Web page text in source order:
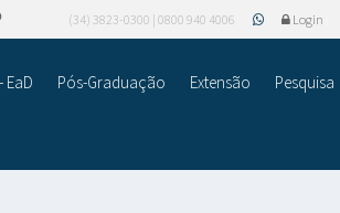
(34) 3823-0300 | 0800 940 4006 Login
Pós-Graduação Extensão Pesquisa